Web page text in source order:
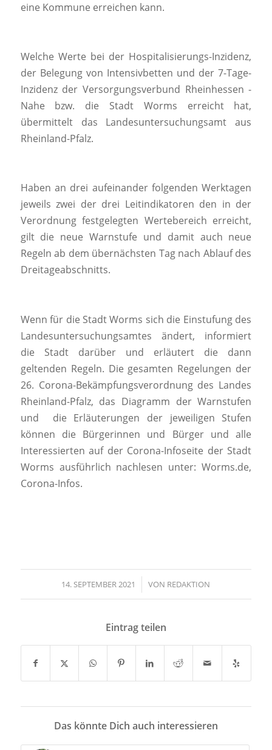
eine Kommune erreichen kann.
Welche Werte bei der Hospitalisierungs-Inzidenz,
der Belegung von Intensivbetten und der 7-Tage-
Inzidenz der Versorgungsverbund Rheinhessen -
Nahe bzw. die Stadt Worms erreicht hat,
übermittelt das Landesuntersuchungsamt aus
Rheinland-Pfalz.
Haben an drei aufeinander folgenden Werktagen
jeweils zwei der drei Leitindikatoren den in der
Verordnung festgelegten Wertebereich erreicht,
gilt die neue Warnstufe und damit auch neue
Regeln ab dem übernächsten Tag nach Ablauf des
Dreitageabschnitts.
Wenn für die Stadt Worms sich die Einstufung des
Landesuntersuchungsamtes ändert, informiert
die Stadt darüber und erläutert die dann
geltenden Regeln. Die gesamten Regelungen der
26. Corona-Bekämpfungsverordnung des Landes
Rheinland-Pfalz, das Diagramm der Warnstufen
und die Erläuterungen der jeweiligen Stufen
können die Bürgerinnen und Bürger und alle
Interessierten auf der Corona-Infoseite der Stadt
Worms ausführlich nachlesen unter: Worms.de,
Corona-Infos.
14. SEPTEMBER 2021
/ VON REDAKTION
Eintrag teilen
Das könnte Dich auch interessieren